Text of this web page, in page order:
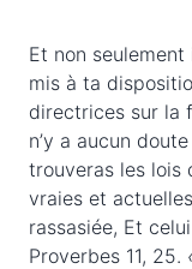
Et non seulement
mis à ta
directrices sur la
n’y a aucun
trouveras les lois
vraies et
rassasiée, Et
Proverbes 11, 25.